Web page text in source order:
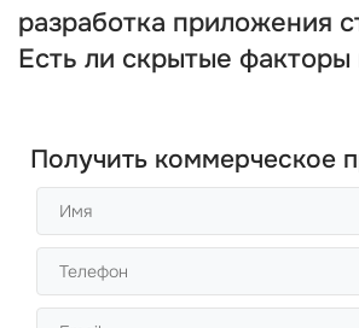
разработка приложения
Есть ли скрытые
Получить коммерческое